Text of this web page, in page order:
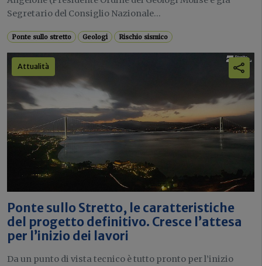
Segretario del Consiglio Nazionale...
Ponte sullo stretto Geologi Rischio sismico
Attualità
Ponte sullo Stretto, le caratteristiche
del progetto definitivo. Cresce l’attesa
per l’inizio dei lavori
Da un punto di vista tecnico è tutto pronto per l’inizio